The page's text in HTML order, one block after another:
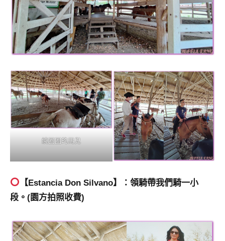
繞圈圈的馬兒
【Estancia Don Silvano】：領騎帶我們騎一小
段。(園方拍照收費)